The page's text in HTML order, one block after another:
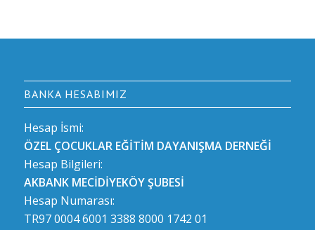
BANKA HESABIMIZ
Hesap İsmi:
ÖZEL ÇOCUKLAR EĞİTİM DAYANIŞMA DERNEĞİ
Hesap Bilgileri:
AKBANK MECİDİYEKÖY ŞUBESİ
Hesap Numarası:
TR97 0004 6001 3388 8000 1742 01